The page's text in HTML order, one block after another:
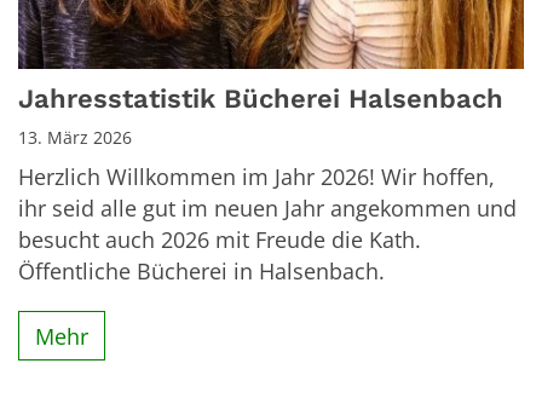
Jahresstatistik Bücherei Halsenbach
13. März 2026
Herzlich Willkommen im Jahr 2026! Wir hoffen,
ihr seid alle gut im neuen Jahr angekommen und
besucht auch 2026 mit Freude die Kath.
Öffentliche Bücherei in Halsenbach.
Mehr